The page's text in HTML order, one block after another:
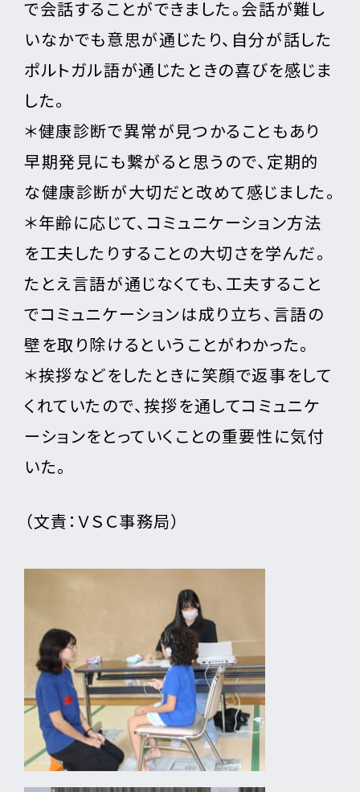
で会話することができました。会話が難し
いなかでも意思が通じたり、自分が話した
ポルトガル語が通じたときの喜びを感じま
した。
＊健康診断で異常が見つかることもあり
早期発見にも繋がると思うので、定期的
な健康診断が大切だと改めて感じました。
＊年齢に応じて、コミュニケーション方法
を工夫したりすることの大切さを学んだ。
たとえ言語が通じなくても、工夫すること
でコミュニケーションは成り立ち、言語の
壁を取り除けるということがわかった。
＊挨拶などをしたときに笑顔で返事をして
くれていたので、挨拶を通してコミュニケ
ーションをとっていくことの重要性に気付
いた。
（文責：ＶＳＣ事務局）